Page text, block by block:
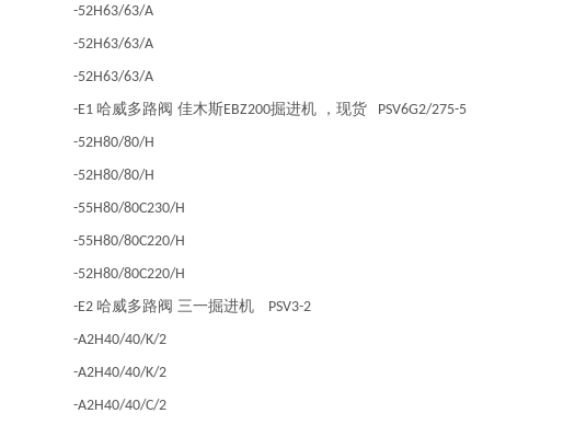
-52H63/63/A
-52H63/63/A
-52H63/63/A
-E1哈威多路阀 佳木斯EBZ200掘进机 ，现货
PSV6G2/275-5
-52H80/80/H
-52H80/80/H
-55H80/80C230/H
-55H80/80C220/H
-52H80/80C220/H
-E2哈威多路阀 三一掘进机
PSV3-2
-A2H40/40/K/2
-A2H40/40/K/2
-A2H40/40/C/2